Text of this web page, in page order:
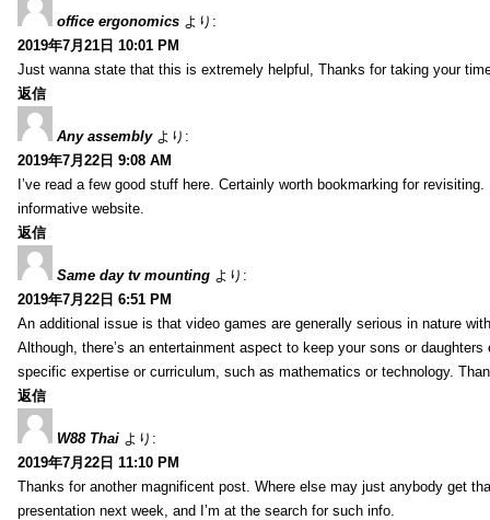
office ergonomics より:
2019年7月21日 10:01 PM
Just wanna state that this is extremely helpful, Thanks for taking your
返信
Any assembly より:
2019年7月22日 9:08 AM
I’ve read a few good stuff here. Certainly worth bookmarking for
informative website.
返信
Same day tv mounting より:
2019年7月22日 6:51 PM
An additional issue is that video games are generally serious in nature
Although, there’s an entertainment aspect to keep your sons or
specific expertise or curriculum, such as mathematics or technology.
返信
W88 Thai より:
2019年7月22日 11:10 PM
Thanks for another magnificent post. Where else may just anybody get
presentation next week, and I’m at the search for such info.